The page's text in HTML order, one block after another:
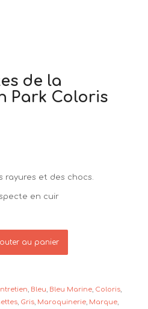
de la
Park Coloris
rayures et des chocs.
en cuir
au panier
, Bleu, Bleu Marine, Coloris,
, Gris, Maroquinerie, Marque,